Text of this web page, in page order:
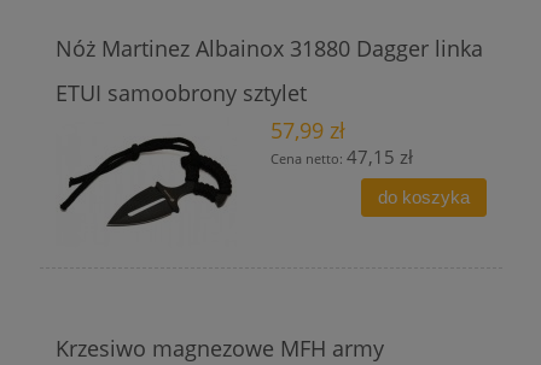
Nóż Martinez Albainox 31880 Dagger linka
ETUI samoobrony sztylet
57,99 zł
Cena netto: 47,15 zł
do koszyka
Krzesiwo magnezowe MFH army